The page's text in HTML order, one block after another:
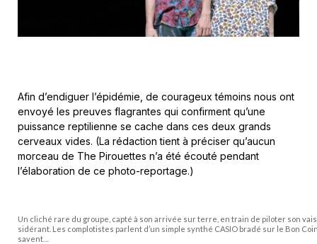
Afin d’endiguer l’épidémie, de courageux témoins nous ont
envoyé les preuves flagrantes qui confirment qu’une
puissance reptilienne se cache dans ces deux grands
cerveaux vides. (La rédaction tient à préciser qu’aucun
morceau de The Pirouettes n’a été écouté pendant
l’élaboration de ce photo-reportage.)
Un cliché rare du groupe, capté à son arrivée sur terre, en train de piloter son
sidérant. Les complotistes parlent d’un simple synthé CASIO bradé sur le Bon
savent…